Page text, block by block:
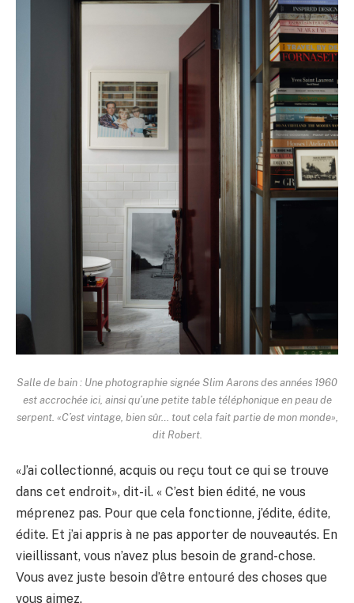
Salle de bain : Une photographie signée Slim Aarons des années 1960
est accrochée ici, ainsi qu’une petite table téléphonique en peau de
serpent. «C’est vintage, bien sûr… tout cela fait partie de mon monde»,
dit Robert.
«J’ai collectionné, acquis ou reçu tout ce qui se trouve
dans cet endroit», dit-il. « C’est bien édité, ne vous
méprenez pas. Pour que cela fonctionne, j’édite, édite,
édite. Et j’ai appris à ne pas apporter de nouveautés. En
vieillissant, vous n’avez plus besoin de grand-chose.
Vous avez juste besoin d’être entouré des choses que
vous aimez.